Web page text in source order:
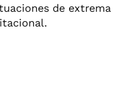
de extrema